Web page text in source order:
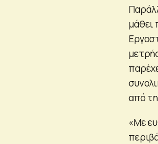
μάθει
από
«Με